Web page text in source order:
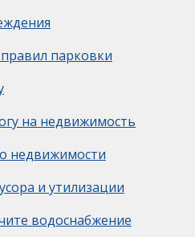
парковки
на недвижимость
недвижимости
и утилизации
водоснабжение